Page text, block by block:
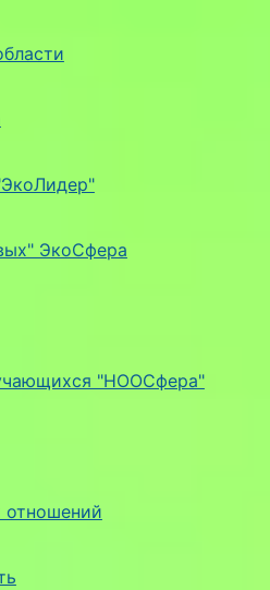
ЭкоСфера
"НООСфера"
отношений